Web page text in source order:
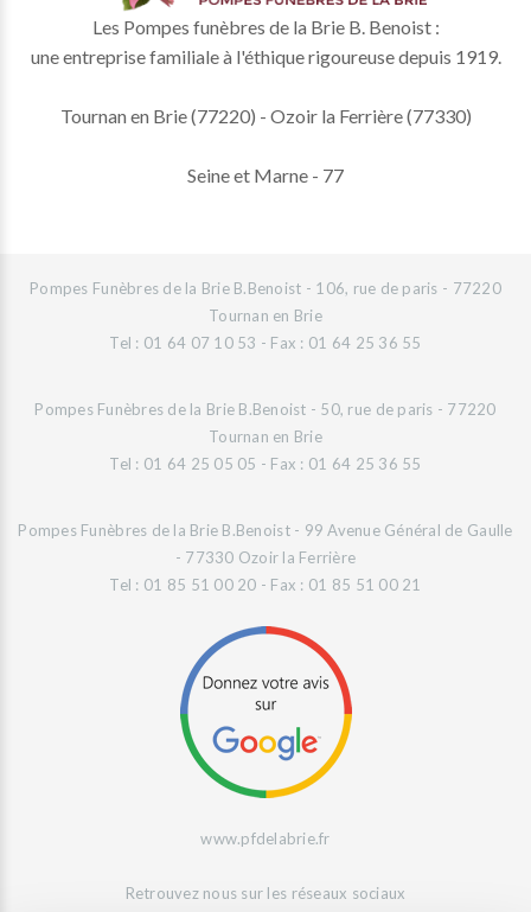
Les Pompes funèbres de la Brie B. Benoist :
une entreprise familiale à l'éthique rigoureuse depuis 1919.
Tournan en Brie (77220) - Ozoir la Ferrière (77330)
Seine et Marne - 77
Pompes Funèbres de la Brie B.Benoist - 106, rue de paris - 77220
Tournan en Brie
Tel : 01 64 07 10 53 - Fax : 01 64 25 36 55
Pompes Funèbres de la Brie B.Benoist - 50, rue de paris - 77220
Tournan en Brie
Tel : 01 64 25 05 05 - Fax : 01 64 25 36 55
Pompes Funèbres de la Brie B.Benoist - 99 Avenue Général de Gaulle
- 77330 Ozoir la Ferrière
Tel : 01 85 51 00 20 - Fax : 01 85 51 00 21
www.pfdelabrie.fr
Retrouvez nous sur les réseaux sociaux